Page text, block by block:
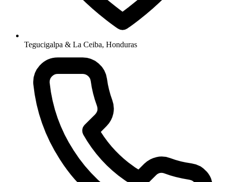
Tegucigalpa & La Ceiba, Honduras